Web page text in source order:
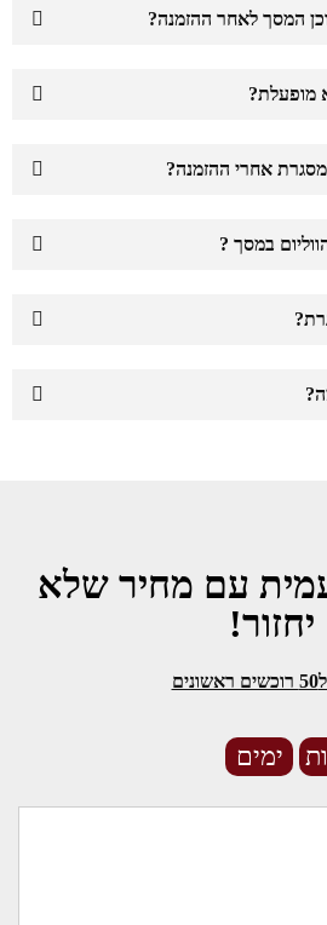
המסך לאחר ההזמנה?
מופעלת?
אחרי ההזמנה?
במסך ?
עם מחיר שלא
יחזור!
ימים